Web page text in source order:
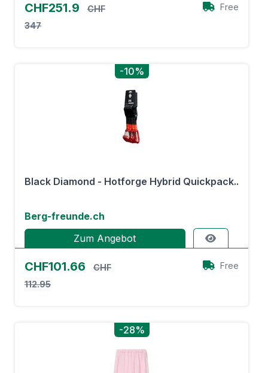
CHF251.9
CHF
347
Free
-10%
Black Diamond - Hotforge Hybrid Quickpack..
Berg-freunde.ch
Zum Angebot
CHF101.66
CHF
112.95
Free
-28%